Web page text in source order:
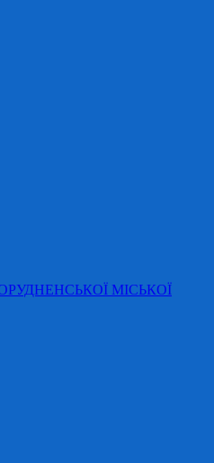
МІСЬКОЇ